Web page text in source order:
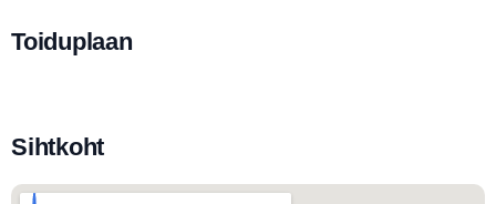
Toiduplaan
Sihtkoht